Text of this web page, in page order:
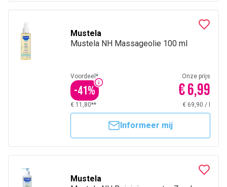
Mustela
Mustela NH Massageolie 100 ml
Voordeel*
-41%
Onze prijs
€ 6,99
€ 11,80** € 69,90 /
Informeer mij
Mustela